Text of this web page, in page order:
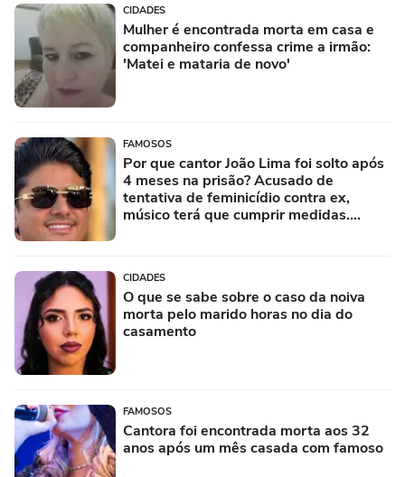
CIDADES
Mulher é encontrada morta em casa e
companheiro confessa crime a irmão:
'Matei e mataria de novo'
FAMOSOS
Por que cantor João Lima foi solto após
4 meses na prisão? Acusado de
tentativa de feminicídio contra ex,
músico terá que cumprir medidas.
CIDADES
O que se sabe sobre o caso da noiva
morta pelo marido horas no dia do
casamento
FAMOSOS
Cantora foi encontrada morta aos 32
anos após um mês casada com famoso